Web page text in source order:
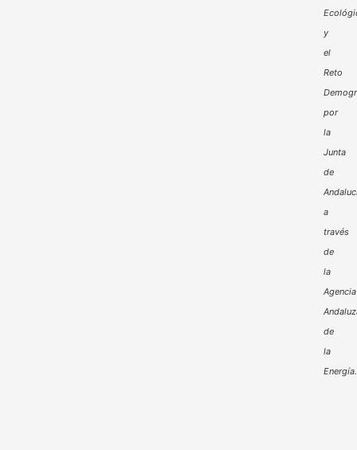
y
el
Reto
por
la
Junta
de
a
través
de
la
Agencia
de
la
Energía.